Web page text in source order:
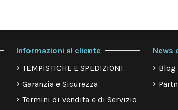
Informazioni al cliente
TEMPISTICHE E SPEDIZIONI
Garanzia e Sicurezza
Termini di vendita e di Servizio
News
Blog